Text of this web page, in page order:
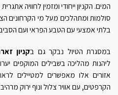
המים. הקניון ייחודי ומזמין לחוויה
סולמות ומתהלכים מעל מי הקרחונים
בלתי אמצעי עם הטבע הפראי ועם
במסגרת הטיול נבקר גם בקניון
ליהנות מהליכה בשבילים המוקפים
אזורים אלו מאפשרים למטיילים
הקרפטים, עם אוויר צלול ונוף ירוק